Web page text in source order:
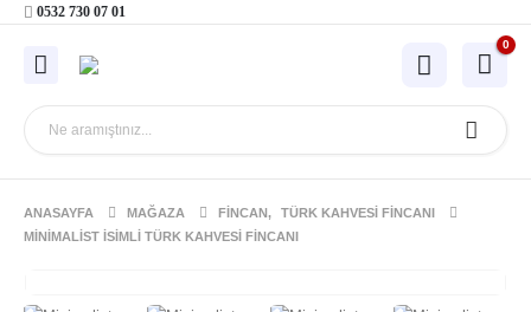
0532 730 07 01
0
ANASAYFA MAĞAZA FINCAN,
TÜRK KAHVESI FINCANI
MINIMALIST İSIMLI TÜRK KAHVESI FINCANI